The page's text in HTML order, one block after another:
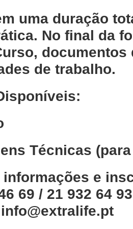
uma duração
No final da
, documentos
de trabalho.
Técnicas
informações e
69 / 21 932 64 93
info@extralife.pt